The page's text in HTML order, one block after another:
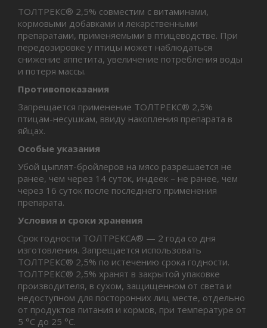
ТОЛТРЕКС® 2,5% совместим с витаминами,
кормовыми добавками и лекарственными
препаратами, применяемыми в птицеводстве. При
передозировке у птицы может наблюдаться
снижение аппетита, увеличение потребления воды
и потеря массы.
Противопоказания
Запрещается применение ТОЛТРЕКС® 2,5%
птицам-несушкам, ввиду накопления препарата в
яйцах.
Особые указания
Убой цыплят-бройлеров на мясо разрешается не
ранее, чем через 14 суток, индеек – не ранее, чем
через 16 суток после последнего применения
препарата.
Условия и сроки хранения
Срок годности ТОЛТРЕКСА® — 2 года со дня
изготовления. Запрещается использовать
ТОЛТРЕКС® 2,5% по истечению срока годности.
ТОЛТРЕКС® 2,5% хранят в закрытой упаковке
производителя, в сухом, защищенном от света и
недоступном для посторонних лиц месте, отдельно
от продуктов питания и кормов, при температуре от
5 °С до 25 °С.